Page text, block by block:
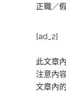
正職／
[ad_2]
此文章
注意內
文章內